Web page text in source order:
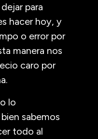
para
hacer hoy, y
o error por
manera nos
caro por
lo
sabemos
todo al